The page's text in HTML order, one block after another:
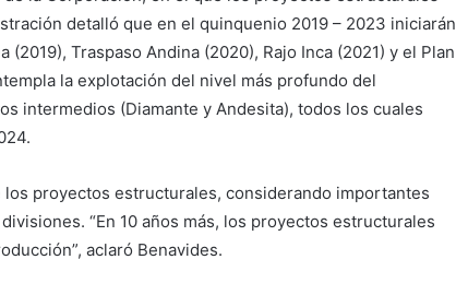
detalló que en el quinquenio 2019 – 2023 iniciarán
Traspaso Andina (2020), Rajo Inca (2021) y el Plan
la explotación del nivel más profundo del
intermedios (Diamante y Andesita), todos los cuales
proyectos estructurales, considerando importantes
“En 10 años más, los proyectos estructurales
aclaró Benavides.